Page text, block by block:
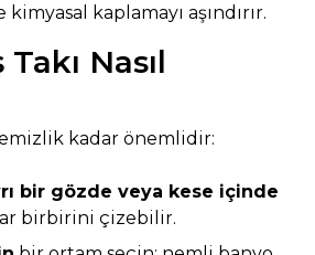
kaplamayı aşındırır.
Nasıl
kadar önemlidir:
bir gözde veya kese içinde
birbirini çizebilir.